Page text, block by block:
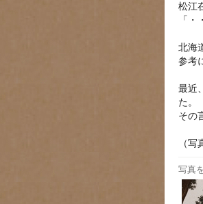
松江
「
北海
参考
最近
た。
その
（
写真